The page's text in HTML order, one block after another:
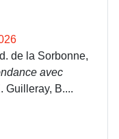
de la Sorbonne,
avec
Guilleray, B....